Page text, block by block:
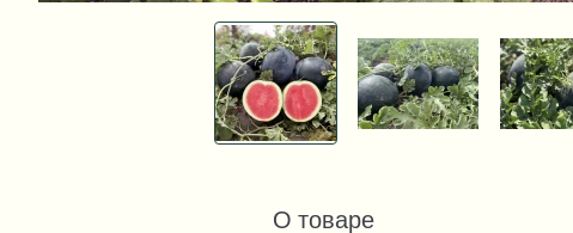
О товаре